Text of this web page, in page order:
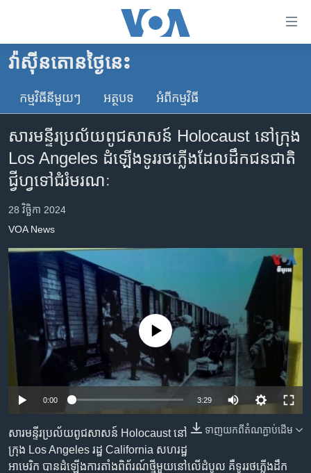
គេហទំព័រ​
ទាក់ទង
និង​
ចូល​
ទំព័រ​
ព័ត៌មាន​​
ម្តង
រំលង​
និង​
ចូល​
ទៅ​
រចនា
ទំព័រ​
ស្វែង​
រក
កម្ពុជា
អន្តរជាតិ
ហេឡូវីអូអេ
ទូរទស្សន៍ / វីដេអូ​
វិទ្យុ / ផតខាសថ៍
កម្មវិធីទាំងអស់
Khmer English
ភាសា
វ៉ាស៊ីនតោន​ថ្ងៃ​នេះ
កម្មវិធី​នីមួយៗ អត្ថបទ​ អំពី​កម្មវិធី​
សារមន្ទីរ​ប្រល័យ​ពូជសាសន៍​ Holocaust នៅ​ក្រុង
Los Angeles ដំឡើង​ទូរ​រថភ្លើង​​​ដែល​ដឹក​ជនជាតិ​
ជ្វីហ្វ​ទៅ​ជំរំ​មរណៈ
28 វិច្ឆិកា 2024
VOA News
No media source currently available
0:00 3:29
ទាញ​យក​ពី​តំណភ្ជាប់​ដើម
សារមន្ទីរ​ប្រល័យ​ពូជសាសន៍​ Holocaust នៅ
ក្រុង Los Angeles រដ្ឋ​ California សហរដ្ឋ​
អាមេរិក បាន​ដំឡើង​ការ​តាំង​ពិព័រណ៍​ថ្មី​មួយ​នៅ​លើ​ដំបូល គឺ​ទូររថភ្លើង​ដឹក